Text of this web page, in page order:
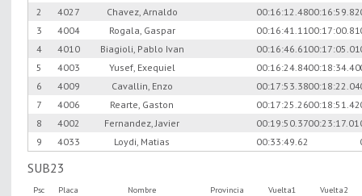
2
4027 Chavez, Arnaldo 00:16:12.4800:16:59.82
3
4004 Rogala, Gaspar 00:16:41.1100:17:00.81
4
4010 Biagioli, Pablo Ivan 00:16:46.6100:17:05.01
5
4003 Yusef, Exequiel 00:16:24.8400:18:34.40
6
4009 Cavallin, Enzo 00:17:53.3800:18:22.04
7
4006 Rearte, Gaston 00:17:25.2600:18:51.42
8
4002 Fernandez, Javier 00:19:50.3700:23:17.01
9
4033 Loydi, Matias 00:33:49.62
SUB23
Psc Placa Nombre Provincia Vuelta1 Vuelta2